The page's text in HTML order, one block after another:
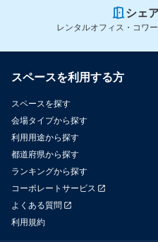
シェ
レンタルオフィス・コワ
スペースを利用する方
スペースを探す
会場タイプから探す
利用用途から探す
都道府県から探す
ランキングから探す
コーポレートサービス
よくある質問
利用規約